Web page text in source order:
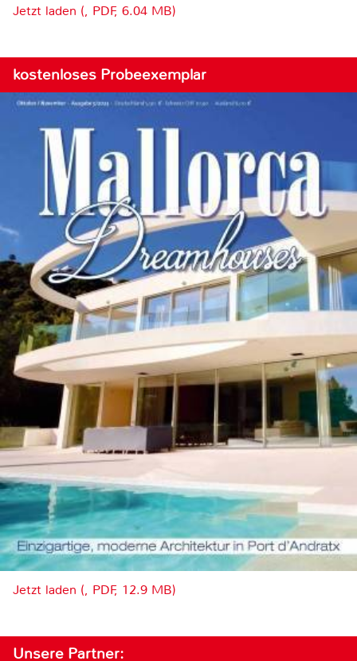
Jetzt laden (, PDF, 6.04 MB)
kostenloses Probeexemplar
Jetzt laden (, PDF, 12.9 MB)
Unsere Partner: